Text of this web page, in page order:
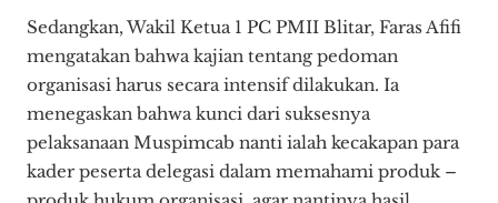
Sedangkan, Wakil Ketua 1 PC PMII Blitar, Faras Afifi
mengatakan bahwa kajian tentang pedoman
organisasi harus secara intensif dilakukan. Ia
menegaskan bahwa kunci dari suksesnya
pelaksanaan Muspimcab nanti ialah kecakapan para
kader peserta delegasi dalam memahami produk –